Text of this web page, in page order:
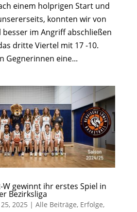
einem holprigen Start und
konnten wir von
besser im Angriff abschließen
dritte Viertel mit 17 -10.
Gegnerinnen eine...
gewinnt ihr erstes Spiel in
Bezirksliga
2025 | Alle Beiträge, Erfolge,